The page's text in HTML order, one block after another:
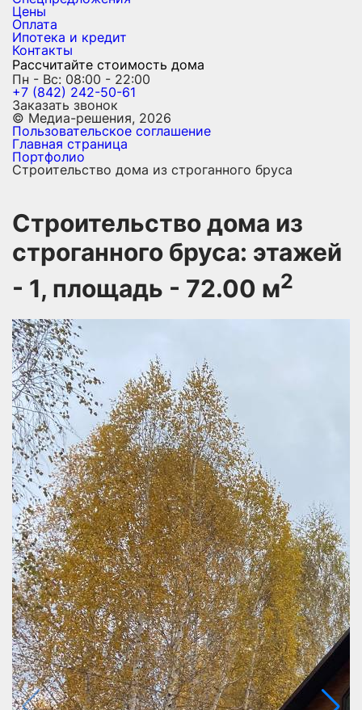
Цены
Оплата
Ипотека и кредит
Контакты
Рассчитайте стоимость дома
Пн - Вс: 08:00 - 22:00
+7 (842) 242-50-61
Заказать звонок
© Медиа-решения, 2026
Пользовательское соглашение
Главная страница
Портфолио
Строительство дома из строганного бруса
Строительство дома из
строганного бруса: этажей
- 1, площадь - 72.00 м2